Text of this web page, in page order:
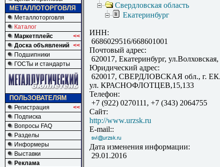
МЕТАЛЛОТОРГОВЛЯ
Металлоторговля
Каталог
Маркетплейс
<<
Доска объявлений <<
Подшипники
ГОСТы и стандарты
ПОЛЬЗОВАТЕЛЯМ
Регистрация
<<
Подписка
Вопросы FAQ
Разделы
Информеры
Выставки
Реклама
Свердловская область
Екатеринбург
ИНН:
6686029516/668601001
Почтовый адрес:
620017, Екатеринбург,
Юридический адрес:
620017, СВЕРДЛОВСКАЯ обл., г.
ул. КРАСНОФЛОТЦЕВ,15,133
Телефон:
+7 (922) 0270111, +7 (343) 2064755
Сайт:
http://www.urzsk.ru
E-mail::
Дата изменения информации:
29.01.2016